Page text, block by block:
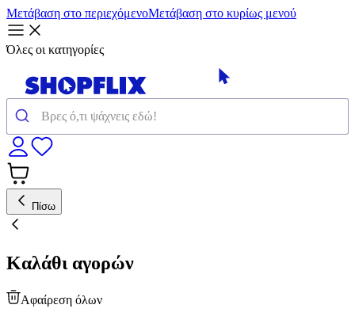
Μετάβαση στο περιεχόμενοΜετάβαση στο κυρίως μενού
Όλες οι κατηγορίες
Πίσω
Καλάθι αγορών
Αφαίρεση όλων